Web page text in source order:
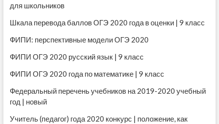
для школьников
Шкала перевода баллов ОГЭ 2020 года в оценки | 9 класс
ФИПИ: перспективные модели ОГЭ 2020
ФИПИ ОГЭ 2020 русский язык | 9 класс
ФИПИ ОГЭ 2020 года по математике | 9 класс
Федеральный перечень учебников на 2019-2020 учебный
год | новый
Учитель (педагог) года 2020 конкурс | положение, как